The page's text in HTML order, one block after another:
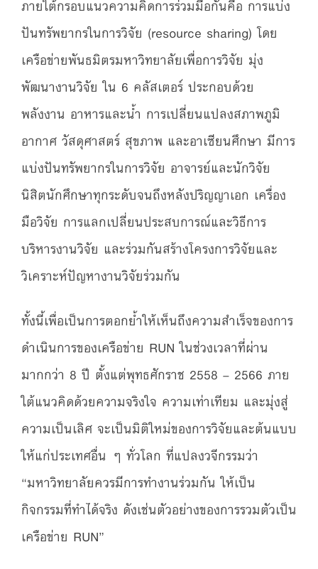
ภายใต้กรอบแนวความคิดการร่วมมือกันคือ การแบ่ง
ปันทรัพยากรในการวิจัย (resource sharing) โดย
เครือข่ายพันธมิตรมหาวิทยาลัยเพื่อการวิจัย มุ่ง
พัฒนางานวิจัย ใน 6 คลัสเตอร์ ประกอบด้วย
พลังงาน อาหารและน้ำ การเปลี่ยนแปลงสภาพภูมิ
อากาศ วัสดุศาสตร์ สุขภาพ และอาเซียนศึกษา มีการ
แบ่งปันทรัพยากรในการวิจัย อาจารย์และนักวิจัย
นิสิตนักศึกษาทุกระดับจนถึงหลังปริญญาเอก เครื่อง
มือวิจัย การแลกเปลี่ยนประสบการณ์และวิธีการ
บริหารงานวิจัย และร่วมกันสร้างโครงการวิจัยและ
วิเคราะห์ปัญหางานวิจัยร่วมกัน
ทั้งนี้เพื่อเป็นการตอกย้ำให้เห็นถึงความสำเร็จของการ
ดำเนินการของเครือข่าย RUN ในช่วงเวลาที่ผ่าน
มากกว่า 8 ปี ตั้งแต่พุทธศักราช 2558 – 2566 ภาย
ใต้แนวคิดด้วยความจริงใจ ความเท่าเทียม และมุ่งสู่
ความเป็นเลิศ จะเป็นมิติใหม่ของการวิจัยและต้นแบบ
ให้แก่ประเทศอื่น ๆ ทั่วโลก ที่แปลงวจีกรรมว่า
“มหาวิทยาลัยควรมีการทำงานร่วมกัน ให้เป็น
กิจกรรมที่ทำได้จริง ดังเช่นตัวอย่างของการรวมตัวเป็น
เครือข่าย RUN”